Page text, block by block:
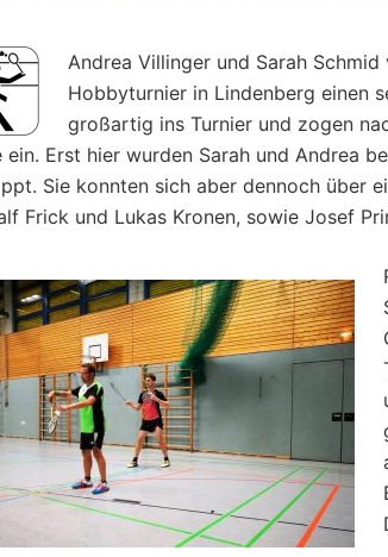
Andrea Villinger und Sarah
Hobbyturnier in Lindenberg einen
großartig ins Turnier und zogen
ein. Erst hier wurden Sarah und Andrea
Sie konnten sich aber dennoch über
Frick und Lukas Kronen, sowie Josef